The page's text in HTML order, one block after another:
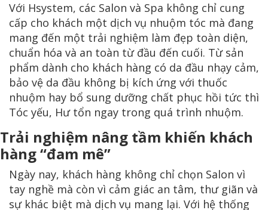
Với Hsystem, các Salon và Spa không chỉ cung
cấp cho khách một dịch vụ nhuộm tóc mà đang
mang đến một trải nghiệm làm đẹp toàn diện,
chuẩn hóa và an toàn từ đầu đến cuối. Từ sản
phẩm dành cho khách hàng có da đầu nhạy cảm,
bảo vệ da đầu không bị kích ứng với thuốc
nhuộm hay bổ sung dưỡng chất phục hồi tức thì
Tóc yếu, Hư tổn ngay trong quá trình nhuộm.
Trải nghiệm nâng tầm khiến khách
hàng “đam mê”
Ngày nay, khách hàng không chỉ chọn Salon vì
tay nghề mà còn vì cảm giác an tâm, thư giãn và
sự khác biệt mà dịch vụ mang lại. Với hệ thống